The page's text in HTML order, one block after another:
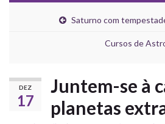
Saturno com
Cursos de
DEZ
17
Juntem-se à
planetas